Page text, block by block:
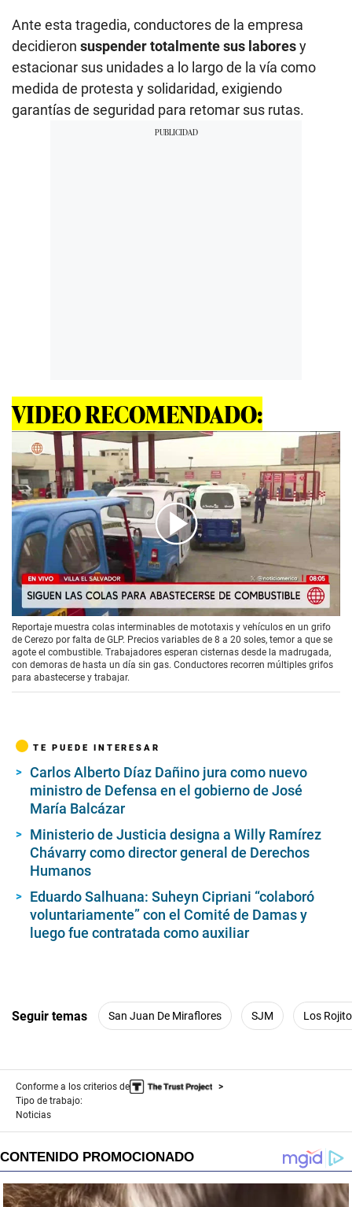
Ante esta tragedia, conductores de la empresa
decidieron suspender totalmente sus laboresy
estacionar sus unidades a lo largo de la vía como
medida de protesta y solidaridad, exigiendo
garantías de seguridad para retomar sus rutas.
VIDEO RECOMENDADO:
00:00/04:11
Reportaje muestra colas interminables de mototaxis y vehículos en un grifo
de Cerezo por falta de GLP. Precios variables de 8 a 20 soles, temor a que se
agote el combustible. Trabajadores esperan cisternas desde la madrugada,
con demoras de hasta un día sin gas. Conductores recorren múltiples grifos
para abastecerse y trabajar.
TE PUEDE INTERESAR
Carlos Alberto Díaz Dañino jura como nuevo
ministro de Defensa en el gobierno de José
María Balcázar
Ministerio de Justicia designa a Willy Ramírez
Chávarry como director general de Derechos
Humanos
Eduardo Salhuana: Suheyn Cipriani “colaboró
voluntariamente” con el Comité de Damas y
luego fue contratada como auxiliar
Seguir temas San Juan De Miraflores SJM Los
Conforme a los criterios de
Tipo de trabajo:
Noticias